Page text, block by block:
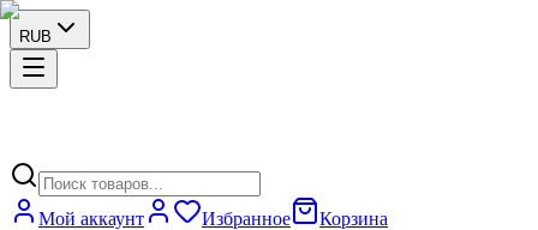
RUB
Мой аккаунт Избранное
Корзина